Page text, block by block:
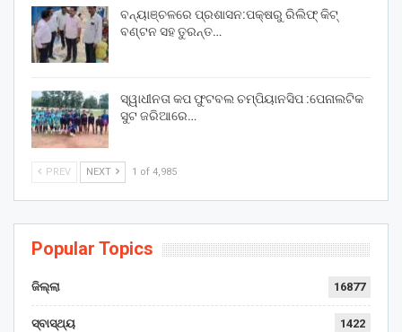
ବନ୍ୟାଞ୍ଚଳରେ ପ୍ରଶାସନ:ପକ୍ଷରୁ ରିଲିଫ୍ କିଟ୍
ବଣ୍ଟନ ସହ ତୁରନ୍ତ…
ସ୍ୱାଧୀନତା କପ ଫୁଟବଲ ଚମ୍ପିୟାନସିପ :ପେନାଲଟିକ
ସୁଟ ଜରିଆରେ…
PREV NEXT 1 of 4,985
Popular Topics
ଜିଲ୍ଲା 16877
ସ୍ବାସ୍ଥ୍ୟ 1422